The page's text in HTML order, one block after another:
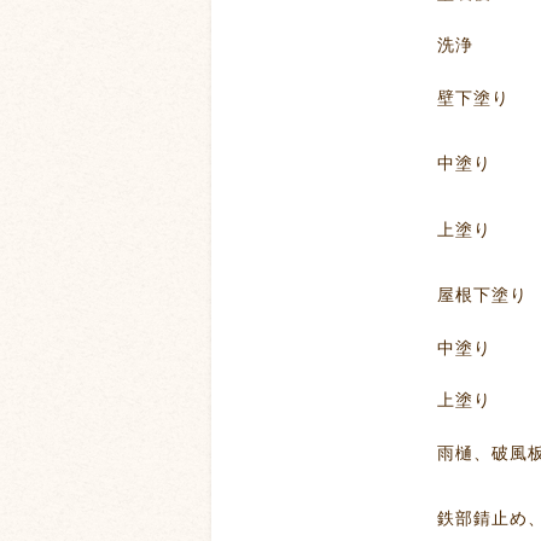
洗浄
壁下塗り
中塗り
上塗り
屋根下塗り
中塗り
上塗り
雨樋、破風板塗
鉄部錆止め、塗